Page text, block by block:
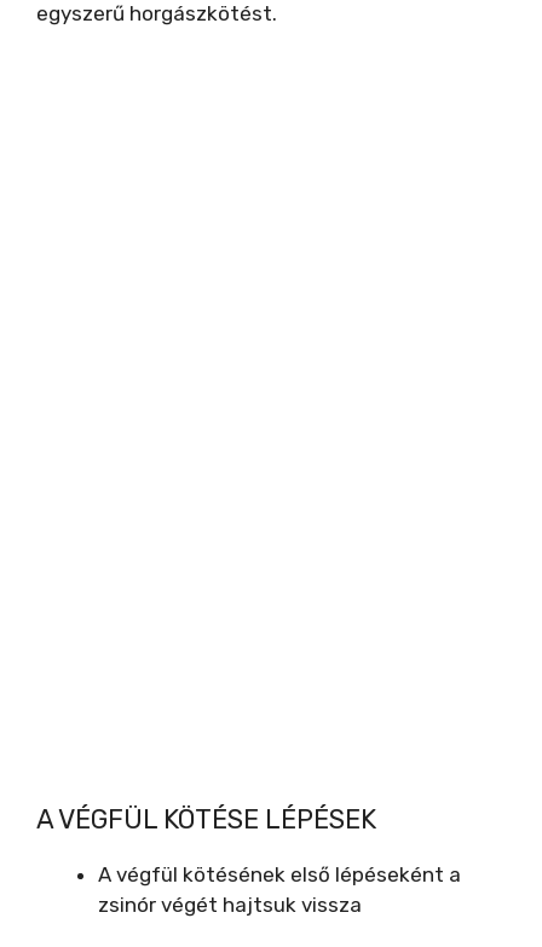
egyszerű horgászkötést.
A VÉGFÜL KÖTÉSE LÉPÉSEK
A végfül kötésének első lépéseként a
zsinór végét hajtsuk vissza